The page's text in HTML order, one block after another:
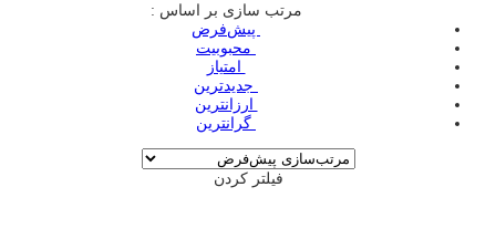
مرتب سازی بر اساس :
‌ پیش‌فرض
‌ محبوبیت
‌ امتیاز
‌ جدیدترین
‌ ارزانترین
‌ گرانترین
فیلتر کردن